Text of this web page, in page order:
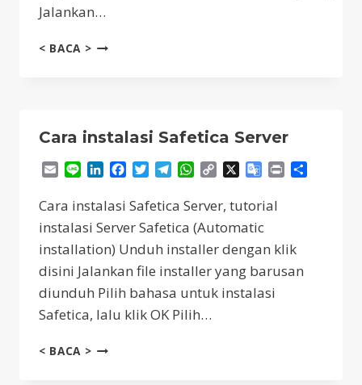
Jalankan…
< BACA >CARA
Cara instalasi Safetica Server
EmailLine LinkedInFacebook
TwitterTelegram
WhatsApp
Copy
Google
Print
Cara instalasi Safetica Server, tutorial
instalasi Server Safetica (Automatic
installation) Unduh installer dengan klik
disini Jalankan file installer yang barusan
diunduh Pilih bahasa untuk instalasi
Safetica, lalu klik OK Pilih…
< BACA >CARA